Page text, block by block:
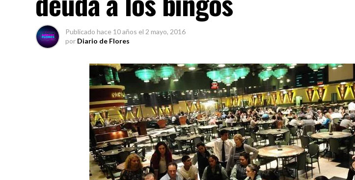
Publicado hace 10 años el 2 mayo, 2016
por Diario de Flores